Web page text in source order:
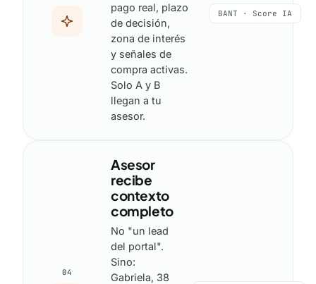
pago real, plazo
de decisión,
zona de interés
y señales de
compra activas.
Solo A y B
llegan a tu
asesor.
BANT · Score IA
04
Asesor
recibe
contexto
completo
No "un lead
del portal".
Sino:
Gabriela, 38